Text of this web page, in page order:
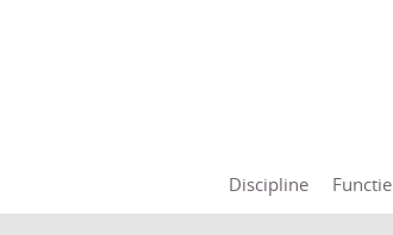
Discipline Functie